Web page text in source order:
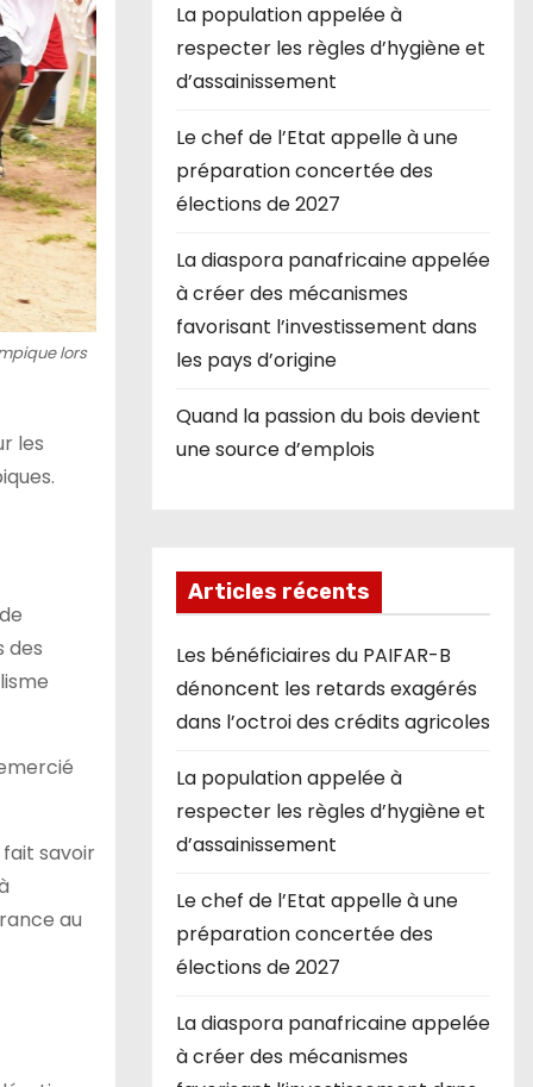
lors
les
des
savoir
au
La population appelée à
respecter les règles d’hygiène et
d’assainissement
Le chef de l’Etat appelle à une
préparation concertée des
élections de 2027
La diaspora panafricaine appelée
à créer des mécanismes
favorisant l’investissement dans
les pays d’origine
Quand la passion du bois devient
une source d’emplois
Articles récents
Les bénéficiaires du PAIFAR-B
dénoncent les retards exagérés
dans l’octroi des crédits agricoles
La population appelée à
respecter les règles d’hygiène et
d’assainissement
Le chef de l’Etat appelle à une
préparation concertée des
élections de 2027
La diaspora panafricaine appelée
à créer des mécanismes